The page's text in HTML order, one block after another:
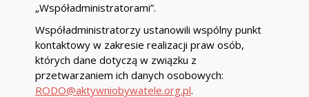
„Współadministratorami”.
Współadministratorzy ustanowili wspólny punkt
kontaktowy w zakresie realizacji praw osób,
których dane dotyczą w związku z
przetwarzaniem ich danych osobowych:
RODO@aktywniobywatele.org.pl.